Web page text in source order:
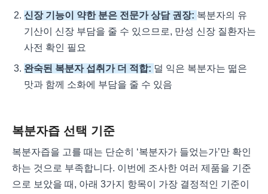
신장 기능이 약한 분은 전문가 상담 권장: 복분자의 유
기산이 신장 부담을 줄 수 있으므로, 만성 신장 질환자는
사전 확인 필요
완숙된 복분자 섭취가 더 적합: 덜 익은 복분자는 떫은
맛과 함께 소화에 부담을 줄 수 있음
복분자즙 선택 기준
복분자즙을 고를 때는 단순히 ‘복분자가 들었는가’만 확인
하는 것으로 부족합니다. 이번에 조사한 여러 제품을 기준
으로 보았을 때, 아래 3가지 항목이 가장 결정적인 기준이